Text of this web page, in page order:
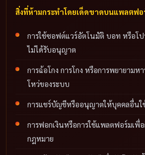
สิ่งที่ห้ามกระทำโดยเด็ดขาดบนแพลตฟอ
การใช้ซอฟต์แวร์อัตโนมัติ บอท หรือโป
ไม่ได้รับอนุญาต
การฉ้อโกง การโกง หรือการพยายามห
โหว่ของระบบ
การแชร์บัญชีหรืออนุญาตให้บุคคลอื่น
การฟอกเงินหรือการใช้แพลตฟอร์มเพื่
กฎหมาย